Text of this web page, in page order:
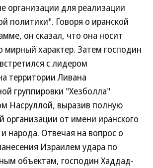
организации для реализации
политики". Говоря о иранской
он сказал, что она носит
мирный характер. Затем господин
с лидером
территории Ливана
группировки "Хезболла"
Насруллой, выразив полную
организации от имени иранского
народа. Отвечая на вопрос о
Израилем удара по
объектам, господин Хаддад-